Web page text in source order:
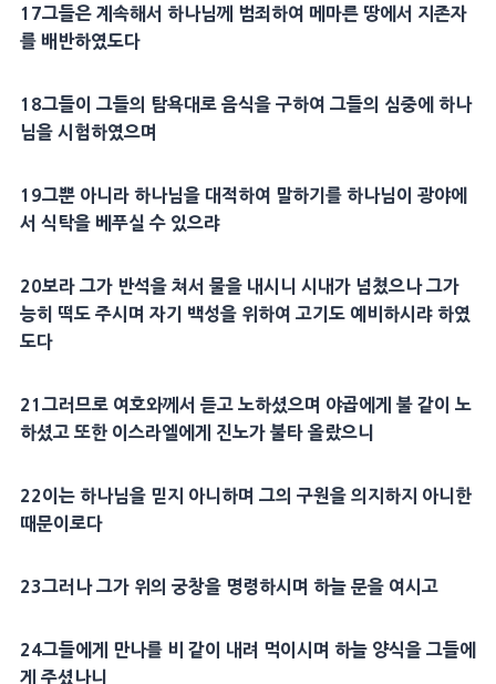
17그들은 계속해서 하나님께 범죄 하여 메마른 땅에서 지존자
를 배반하였도다
18그들이 그들의 탐욕대로 음식을 구하여 그들의 심중에 하나
님을 시험하였으며
19그뿐 아니라 하나님을 대적하여 말하기를 하나님이 광야에
서 식탁을 베푸실 수 있으랴
20보라 그가 반석을 쳐서 물을 내시니 시내가 넘쳤으나 그가
능히 떡도 주시며 자기 백성을 위하여 고기 도 예비 하시랴 하였
도다
21 그러므로 여호와께서 듣고 노하셨으며 야곱에게 불 같이 노
하셨고 또한 이스라엘에게 진노가 불타 올랐으니
22이는 하나님을 믿지 아니하며 그의 구원 을 의지하지 아니한
때문이로다
23그러나 그가 위의 궁창을 명령하시며 하늘문을 여시고
24그들에게 만나를 비 같이 내려 먹이시며 하늘 양식을 그들에
게 주셨나니